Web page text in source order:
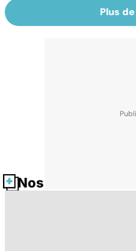
Plus
Nos fiches santé